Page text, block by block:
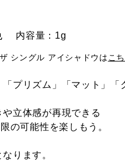
内容量：1g
シングル アイシャドウはこ
「プリズム」「マット」「
立体感が再現できる
の可能性を楽しもう。
ります。